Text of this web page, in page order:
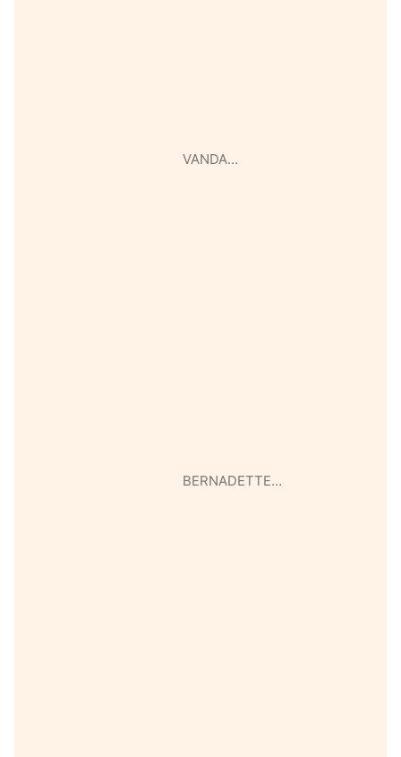
VANDA…
BERNADETTE…